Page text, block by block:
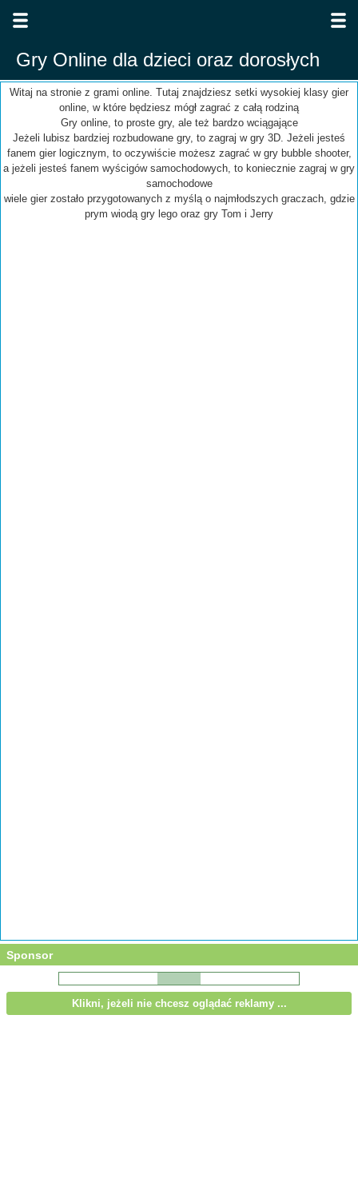
Gry Online dla dzieci oraz dorosłych
Witaj na stronie z grami online. Tutaj znajdziesz setki wysokiej klasy gier
online, w które będziesz mógł zagrać z całą rodziną
Gry online, to proste gry, ale też bardzo wciągające
Jeżeli lubisz bardziej rozbudowane gry, to zagraj w gry 3D. Jeżeli jesteś
fanem gier logicznym, to oczywiście możesz zagrać w gry bubble shooter,
a jeżeli jesteś fanem wyścigów samochodowych, to koniecznie zagraj w gry
samochodowe
wiele gier zostało przygotowanych z myślą o najmłodszych graczach, gdzie
prym wiodą gry lego oraz gry Tom i Jerry
Sponsor
Klikni, jeżeli nie chcesz oglądać reklamy ...